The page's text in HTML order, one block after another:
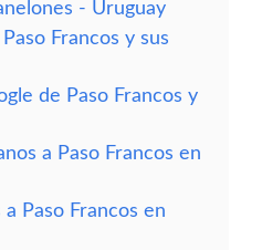
- Uruguay
Francos y sus
de Paso Francos y
a Paso Francos en
Paso Francos en